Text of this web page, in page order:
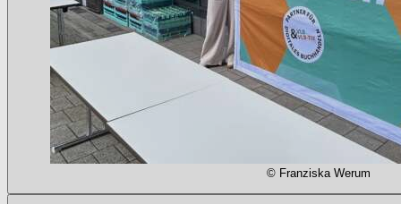
© Franziska Werum